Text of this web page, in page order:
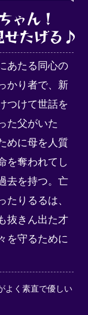
ゃん！
せたげる♪
あたる同心の
かり者で、新
つけて世話を
た父がいた
めに母を人質
を奪われてし
去を持つ。亡
たりるるは、
抜きん出た才
を守るために
よく素直で優しい